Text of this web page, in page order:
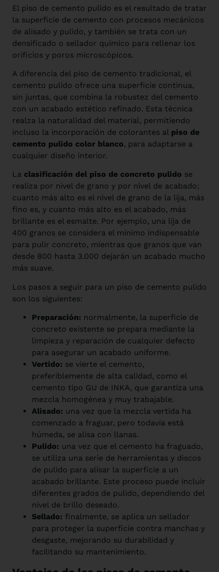
El piso de cemento pulido es el resultado de tratar
la superficie de cemento con procesos mecánicos
de alisado y pulido, y también se trata con un
densificado o sellador químico para rellenar los
orificios y poros microscópicos.
A diferencia del piso de cemento tradicional, el
cemento pulido ofrece una superficie continua,
sin juntas, que combina la robustez del cemento
con un acabado estético refinado. Esta técnica
realza la naturalidad del material, permitiendo
incluso la incorporación de colorantes al piso de
cemento pulido color blanco, para adaptarse a
cualquier diseño interior.
La clasificación del piso de concreto pulido se
realiza por nivel de grano y por nivel de acabado;
cuanto más alto es el nivel de grano de la lija, más
fino es, y cuanto más alto es el acabado, más
brillante es el esmalte. Por ejemplo, una lija de
400 granos se considera el mínimo indispensable
para pulir concreto, mientras que granos que van
desde 800 hasta 3.000 dejarán un acabado mucho
más suave.
Los pasos a seguir para un piso de cemento pulido
son los siguientes:
Preparación: normalmente, la superficie de
concreto existente se prepara mediante la
limpieza y reparación de cualquier defecto
para asegurar un acabado uniforme.
Vertido: se vierte el cemento,
preferiblemente de alta calidad, como el
cemento tipo GU de INKA, que garantiza una
mezcla homogénea y muy trabajable.
Alisado: una vez que la mezcla vertida ha
comenzado a fraguar, pero todavía está
húmeda, se alisa con llanas.
Pulido: una vez que el cemento ha fraguado,
se utiliza una serie de herramientas y discos
de pulido para alisar la superficie a un
acabado brillante. Este proceso puede incluir
diferentes grados de pulido, dependiendo del
nivel de brillo deseado.
Sellado: finalmente, se aplica un sellador
para proteger la superficie contra manchas y
desgaste, mejorando su durabilidad y
facilitando su mantenimiento.